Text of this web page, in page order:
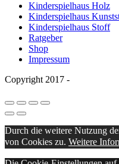
Kinderspielhaus Holz
Kinderspielhaus
Kinderspielhaus Stoff
Ratgeber
Shop
Impressum
Copyright 2017 -
Durch die weitere Nutzung
von Cookies zu. Weitere